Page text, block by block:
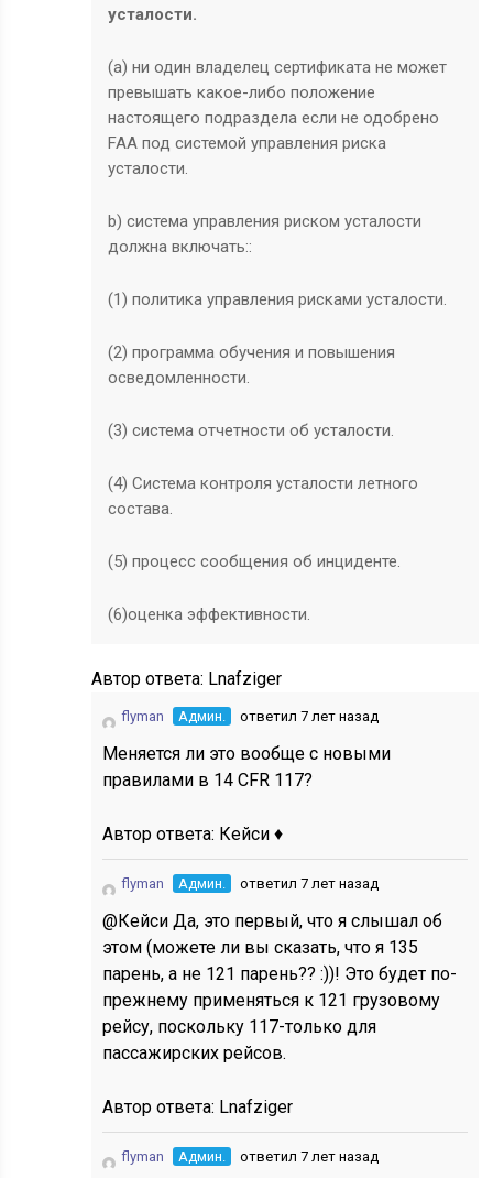
усталости.
(a) ни один владелец сертификата не может
превышать какое-либо положение
настоящего подраздела если не одобрено
FAA под системой управления риска
усталости.
b) система управления риском усталости
должна включать::
(1) политика управления рисками усталости.
(2) программа обучения и повышения
осведомленности.
(3) система отчетности об усталости.
(4) Система контроля усталости летного
состава.
(5) процесс сообщения об инциденте.
(6)оценка эффективности.
Автор ответа: Lnafziger
flyman Админ. ответил 7 лет назад
Меняется ли это вообще с новыми
правилами в 14 CFR 117?
Автор ответа: Кейси ♦
flyman Админ. ответил 7 лет назад
@Кейси Да, это первый, что я слышал об
этом (можете ли вы сказать, что я 135
парень, а не 121 парень?? :))! Это будет по-
прежнему применяться к 121 грузовому
рейсу, поскольку 117-только для
пассажирских рейсов.
Автор ответа: Lnafziger
flyman Админ. ответил 7 лет назад